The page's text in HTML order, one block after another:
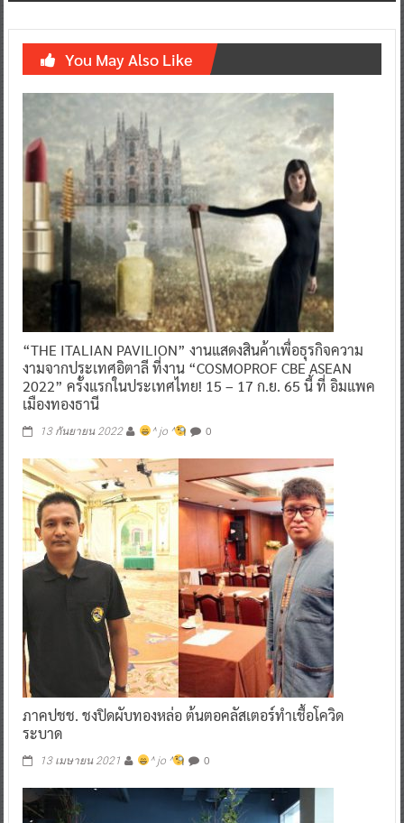
“THE ITALIAN PAVILION” งานแสดงสินค้าเพื่อธุรกิจความ
งามจากประเทศอิตาลี ที่งาน “COSMOPROF CBE ASEAN
2022” ครั้งแรกในประเทศไทย! 15 – 17 ก.ย. 65 นี้ ที่ อิมแพค
เมืองทองธานี
13 กันยายน 2022 ^ jo ^ 0
ภาคปชช. ชงปิดผับทองหล่อ ต้นตอคลัสเตอร์ทำเชื้อโควิด
ระบาด
13 เมษายน 2021 ^ jo ^ 0